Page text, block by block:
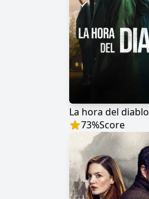
La hora del diablo
73%Score